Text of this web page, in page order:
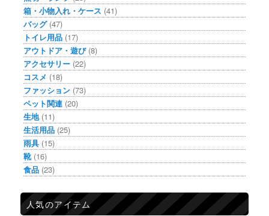
箱・小物入れ・ケース (41)
バッグ(47)
トイレ用品 (17)
アウトドア・遊び(8)
アクセサリー (22)
コスメ (18)
ファッション (73)
ペット関連 (20)
生地(11)
生活用品 (25)
雨具 (15)
靴(16)
食品 (23)
人気のアイテム